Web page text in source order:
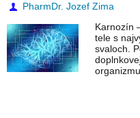
PharmDr. Jozef Zima
Karnozín
tele s
svaloch.